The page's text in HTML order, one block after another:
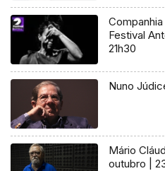
Festival
21h30
Nuno
Mário
outubro |